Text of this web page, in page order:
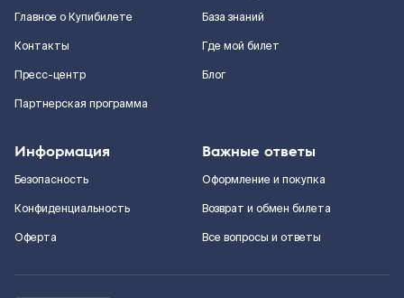
Главное о Купибилете
Контакты
Пресс-центр
Партнерская программа
База знаний
Где мой билет
Блог
Информация
Безопасность
Конфиденциальность
Оферта
Важные ответы
Оформление и покупка
Возврат и обмен билета
Все вопросы и ответы